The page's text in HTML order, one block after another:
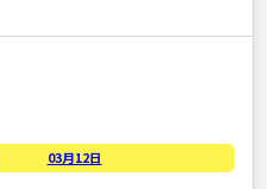
03月12日